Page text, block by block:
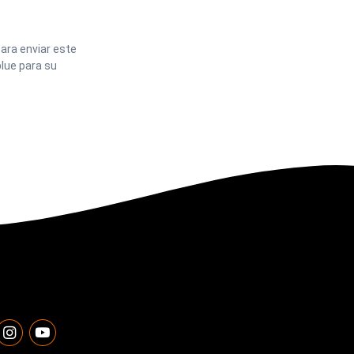
enviar este
para su